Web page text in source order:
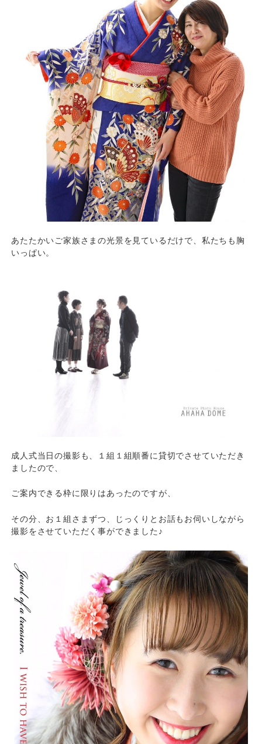
あたたかいご家族さまの光景を見ているだけで、私たちも胸
いっぱい。
成人式当日の撮影も、１組１組順番に貸切でさせていただき
ましたので、
ご案内できる枠に限りはあったのですが、
その分、お１組さまずつ、じっくりとお話もお伺いしながら
撮影をさせていただく事ができました♪